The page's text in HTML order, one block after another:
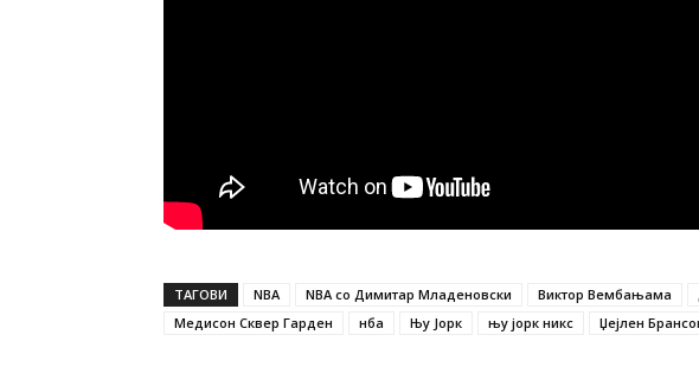
ТАГОВИ NBA NBA со Димитар Младеновски Виктор Вембањама
Медисон Сквер Гарден
нба Њу Јорк њу јорк никс Џејлен